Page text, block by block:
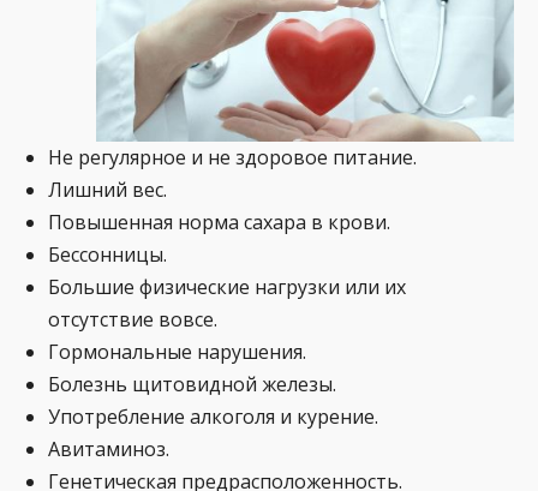
Не регулярное и не здоровое питание.
Лишний вес.
Повышенная норма сахара в крови.
Бессонницы.
Большие физические нагрузки или их
отсутствие вовсе.
Гормональные нарушения.
Болезнь щитовидной железы.
Употребление алкоголя и курение.
Авитаминоз.
Генетическая предрасположенность.